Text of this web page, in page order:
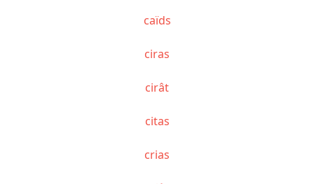
caïds
ciras
cirât
citas
crias